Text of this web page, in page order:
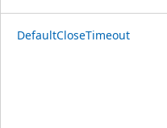
DefaultCloseTimeout